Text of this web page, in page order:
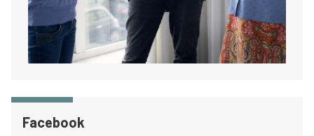
Facebook